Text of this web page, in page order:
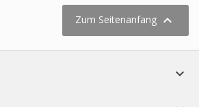
Zum Seitenanfang 
